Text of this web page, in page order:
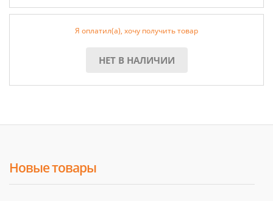
Я оплатил(а), хочу получить товар
НЕТ В НАЛИЧИИ
Новые товары